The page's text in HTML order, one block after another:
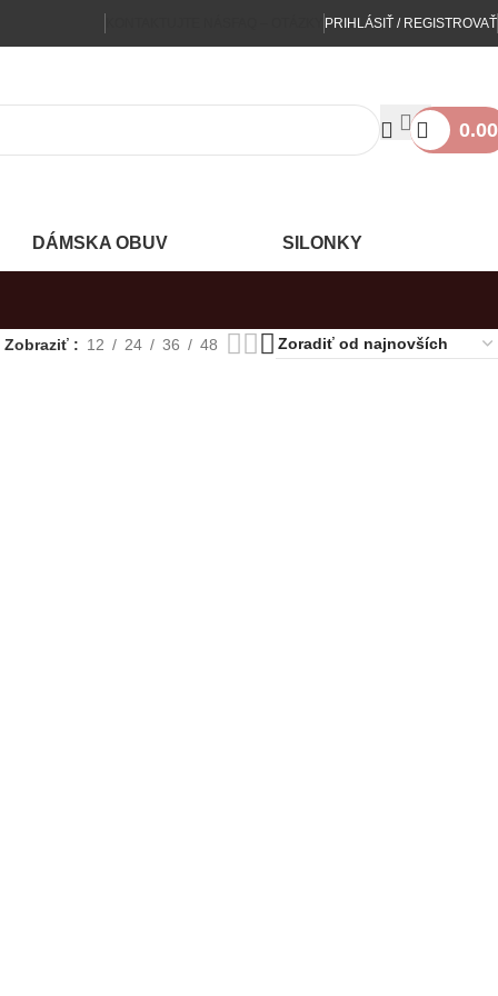
PRIHLÁSIŤ / REGISTROVAŤ
0.00
DÁMSKA OBUV SILONKY
Zobraziť 12 24 36 48